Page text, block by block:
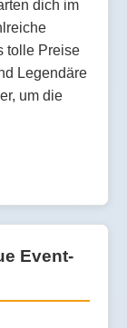
dich im
tolle Preise
Legendäre
um die
Event-